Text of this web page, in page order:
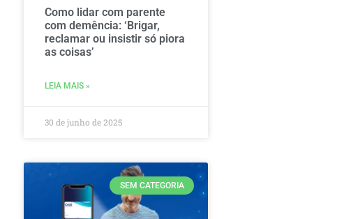
Como lidar com parente
com demência: ‘Brigar,
reclamar ou insistir só piora
as coisas’
LEIA MAIS »
30 de junho de 2025
SEM CATEGORIA